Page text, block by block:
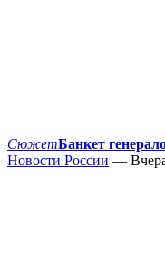
СюжетБанкет
Новости России —